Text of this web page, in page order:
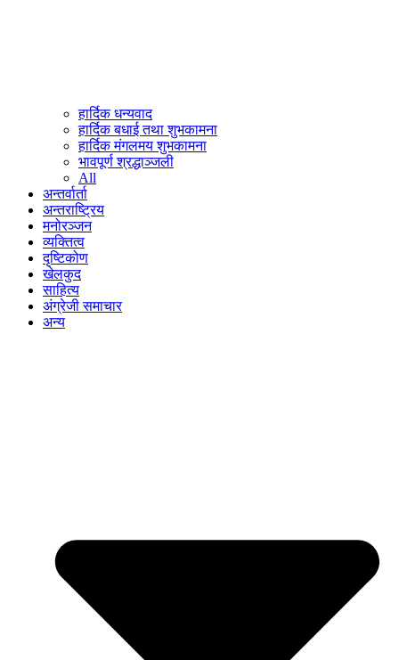
हार्दिक धन्यवाद
हार्दिक बधाई तथा शुभकामना
हार्दिक मंगलमय शुभकामना
भावपूर्ण श्रद्धाञ्जली
All
अन्तर्वार्ता
अन्तराष्ट्रिय
मनोरञ्जन
व्यक्तित्व
दृष्टिकोण
खेलकुद
साहित्य
अंग्रेजी समाचार
अन्य